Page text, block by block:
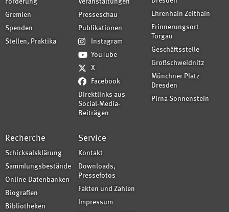
Förderung
Gremien
Spenden
Stellen, Praktika
Veranstaltungen
Presseschau
Publikationen
Instagram
YouTube
X
Facebook
Direktlinks aus
Social-Media-
Beiträgen
Ehrenhain Zeithain
Erinnerungsort
Torgau
Geschäftsstelle
Großschweidnitz
Münchner Platz
Dresden
Pirna-Sonnenstein
Recherche
Schicksalsklärung
Sammlungsbestände
Online-Datenbanken
Biografien
Bibliotheken
Service
Kontakt
Downloads,
Pressefotos
Fakten und Zahlen
Impressum